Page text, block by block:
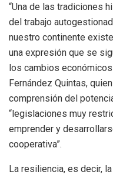
“Una de las tradiciones
del trabajo
nuestro continente
una expresión que se
los cambios
Fernández Quintas,
comprensión del
“legislaciones muy
emprender y
cooperativa”.
La resiliencia, es decir,